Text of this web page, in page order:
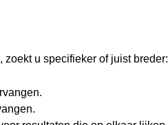
u specifieker of juist breder: